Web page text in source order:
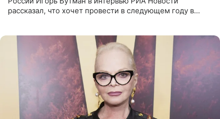
рассказал, что хочет провести в следующем году в